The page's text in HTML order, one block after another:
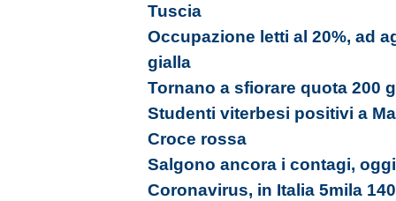
Tuscia
Occupazione letti al 20%, ad
gialla
Tornano a sfiorare quota 200
Studenti viterbesi positivi a
Croce rossa
Salgono ancora i contagi,
Coronavirus, in Italia 5mila